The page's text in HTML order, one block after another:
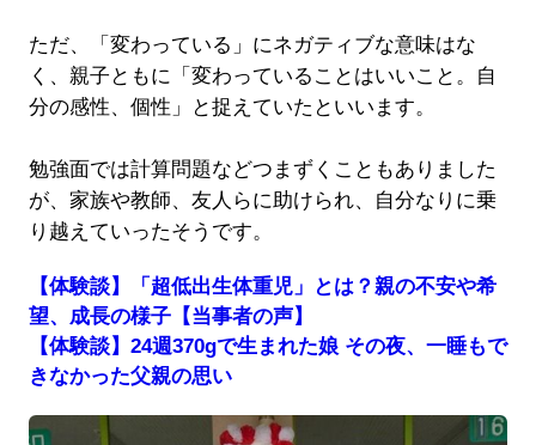
ただ、「変わっている」にネガティブな意味はな
く、親子ともに「変わっていることはいいこと。自
分の感性、個性」と捉えていたといいます。
勉強面では計算問題などつまずくこともありました
が、家族や教師、友人らに助けられ、自分なりに乗
り越えていったそうです。
【体験談】「超低出生体重児」とは？親の不安や希
望、成長の様子【当事者の声】
【体験談】24週370gで生まれた娘 その夜、一睡もで
きなかった父親の思い